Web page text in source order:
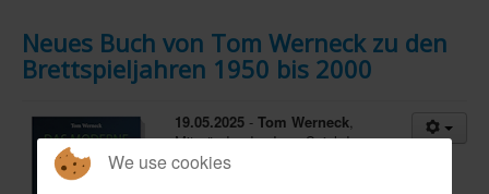
Neues Buch von Tom Werneck zu den
Brettspieljahren 1950 bis 2000
19.05.2025 - Tom Werneck,
Mitgründer der Jury „Spiel des
Jahres“, Gründer des Deutschen
We use cookies